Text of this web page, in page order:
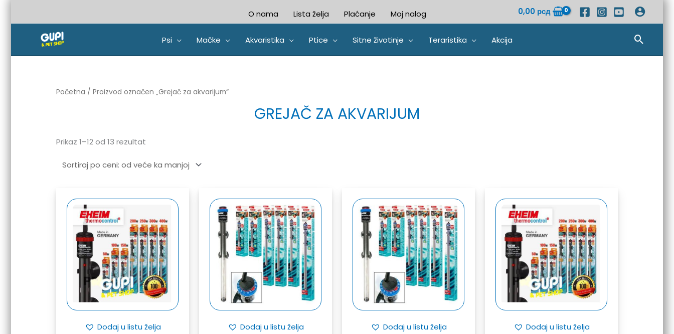
O nama Lista želja Plaćanje Moj nalog 0,00 рсд
Psi Mačke Akvaristika Ptice Sitne životinje Teraristika Akcija
Početna / Proizvod označen „Grejač za akvarijum“
GREJAČ ZA AKVARIJUM
Prikaz 1–12 od 13 rezultat
Sorted
by
Dodaj u listu želja Dodaj u listu želja Dodaj u listu želja Dodaj u listu želja